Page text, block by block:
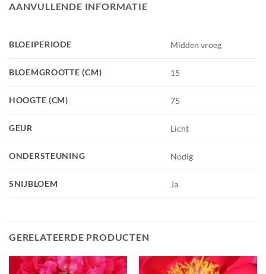
AANVULLENDE INFORMATIE
BLOEIPERIODE Midden vroeg
BLOEMGROOTTE (CM) 15
HOOGTE (CM) 75
GEUR Licht
ONDERSTEUNING Nodig
SNIJBLOEM Ja
GERELATEERDE PRODUCTEN